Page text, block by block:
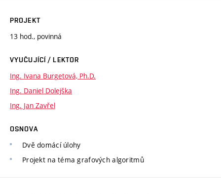
PROJEKT
13 hod., povinná
VYUČUJÍCÍ / LEKTOR
Ing. Ivana Burgetová, Ph.D.
Ing. Daniel Dolejška
Ing. Jan Zavřel
OSNOVA
Dvě domácí úlohy
Projekt na téma grafových algoritmů